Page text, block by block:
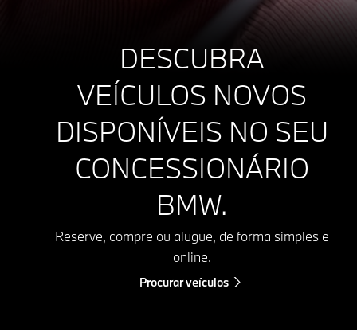
DESCUBRA
VEÍCULOS NOVOS
DISPONÍVEIS NO SEU
CONCESSIONÁRIO
BMW.
Reserve, compre ou alugue, de forma simples e
online.
Procurar veículos